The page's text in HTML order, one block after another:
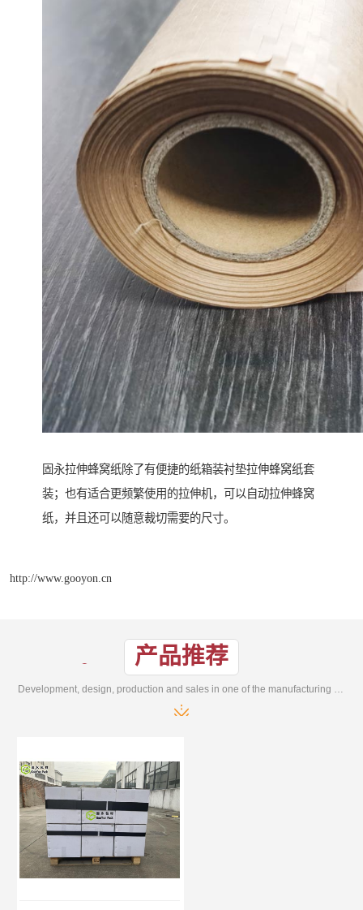
固永拉伸蜂窝纸除了有便捷的纸箱装衬垫拉伸蜂窝纸套
装；也有适合更频繁使用的拉伸机，可以自动拉伸蜂窝
纸，并且还可以随意裁切需要的尺寸。
http://www.gooyon.cn
产品推荐
Development, design, production and sales in one of the manufacturing enterprises